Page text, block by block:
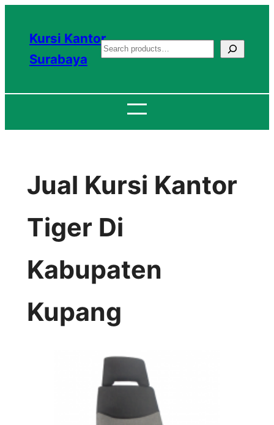
konten
Kursi Kantor
Surabaya
S
a
c
Jual Kursi Kantor
Tiger Di
Kabupaten
Kupang